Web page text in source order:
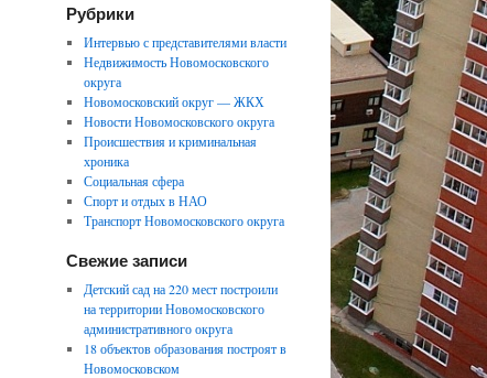
Рубрики
Интервью с представителями власти
Недвижимость Новомосковского
округа
Новомосковский округ — ЖКХ
Новости Новомосковского округа
Происшествия и криминальная
хроника
Социальная сфера
Спорт и отдых в НАО
Транспорт Новомосковского округа
Свежие записи
Детский сад на 220 мест построили
на территории Новомосковского
административного округа
18 объектов образования построят в
Новомосковском